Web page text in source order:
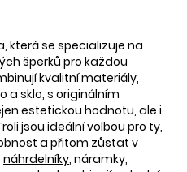
která se specializuje na
šperků pro každou
kvalitní materiály,
a sklo, s originálním
estetickou hodnotu, ale i
jsou ideální volbou pro ty,
a přitom zůstat v
náhrdelníky, náramky,